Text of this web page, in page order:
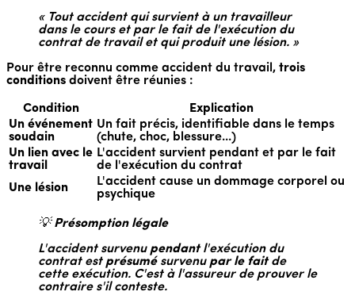
« Tout accident qui survient à un travailleur
dans le cours et par le fait de l'exécution du
contrat de travail et qui produit une lésion. »
Pour être reconnu comme accident du travail, trois
conditions doivent être réunies :
Condition
Explication
Un événement
soudain
Un fait précis, identifiable dans le temps
(chute, choc, blessure...)
Un lien avec le
travail
L'accident survient pendant et par le fait
de l'exécution du contrat
Une lésion
L'accident cause un dommage corporel ou
psychique
💡Présomption légale
L'accident survenu pendantl'exécution du
contrat est présumésurvenu par le faitde
cette exécution. C'est à l'assureur de prouver le
contraire s'il conteste.